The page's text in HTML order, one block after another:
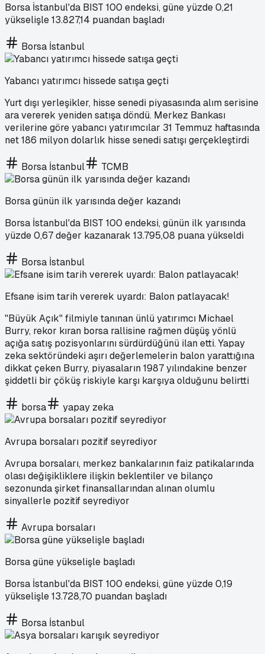
Borsa İstanbul'da BIST 100 endeksi, güne yüzde 0,21
yükselişle 13.827,14 puandan başladı
Borsa İstanbul
Yabancı yatırımcı hissede satışa geçti
Yurt dışı yerleşikler, hisse senedi piyasasında alım serisine
ara vererek yeniden satışa döndü. Merkez Bankası
verilerine göre yabancı yatırımcılar 31 Temmuz haftasında
net 186 milyon dolarlık hisse senedi satışı gerçekleştirdi
Borsa İstanbul TCMB
Borsa günün ilk yarısında değer kazandı
Borsa İstanbul'da BIST 100 endeksi, günün ilk yarısında
yüzde 0,67 değer kazanarak 13.795,08 puana yükseldi
Borsa İstanbul
Efsane isim tarih vererek uyardı: Balon patlayacak!
"Büyük Açık" filmiyle tanınan ünlü yatırımcı Michael
Burry, rekor kıran borsa rallisine rağmen düşüş yönlü
açığa satış pozisyonlarını sürdürdüğünü ilan etti. Yapay
zeka sektöründeki aşırı değerlemelerin balon yarattığına
dikkat çeken Burry, piyasaların 1987 yılındakine benzer
şiddetli bir çöküş riskiyle karşı karşıya olduğunu belirtti
borsa yapay zeka
Avrupa borsaları pozitif seyrediyor
Avrupa borsaları, merkez bankalarının faiz patikalarında
olası değişikliklere ilişkin beklentiler ve bilanço
sezonunda şirket finansallarından alınan olumlu
sinyallerle pozitif seyrediyor
Avrupa borsaları
Borsa güne yükselişle başladı
Borsa İstanbul'da BIST 100 endeksi, güne yüzde 0,19
yükselişle 13.728,70 puandan başladı
Borsa İstanbul